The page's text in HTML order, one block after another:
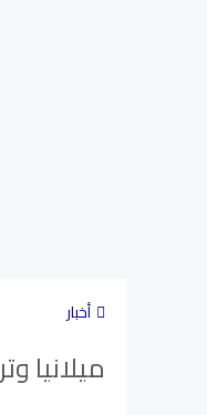
أخبار
ميلانيا